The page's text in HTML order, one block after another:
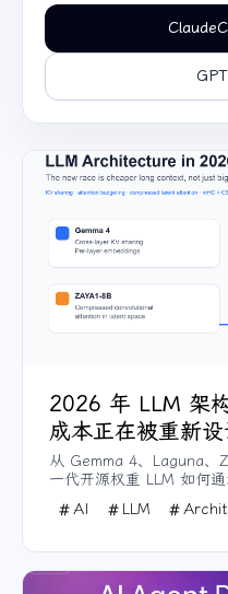
2026 年 LLM 架
成本正在被重新
从 Gemma 4、Laguna、
一代开源权重 LLM 如何
AI LLM